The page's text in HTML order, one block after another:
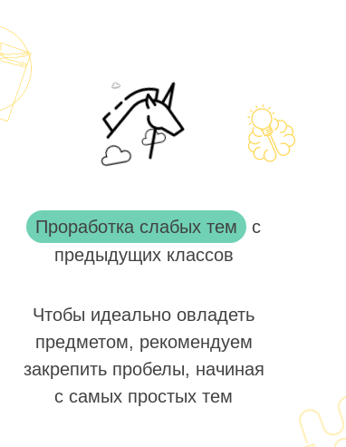
Проработка слабых тем
с
предыдущих классов
Чтобы идеально овладеть
предметом, рекомендуем
закрепить пробелы, начиная
с самых простых тем